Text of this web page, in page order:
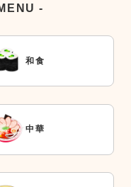
-
和食
中華